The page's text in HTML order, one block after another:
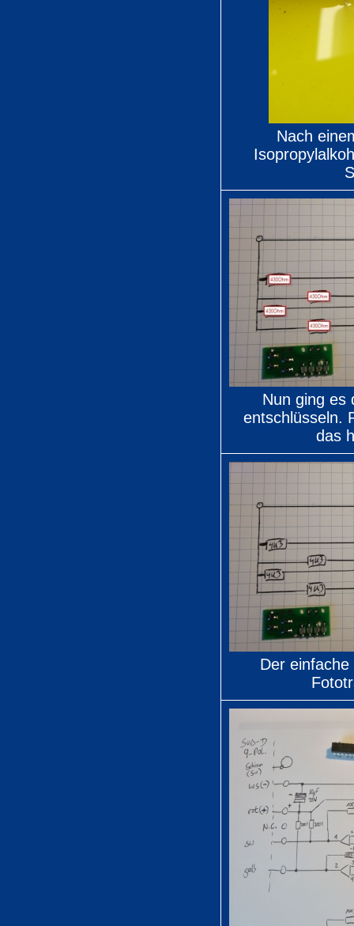
Nach
Nun ging es
entschlüsseln.
das
Der einfache